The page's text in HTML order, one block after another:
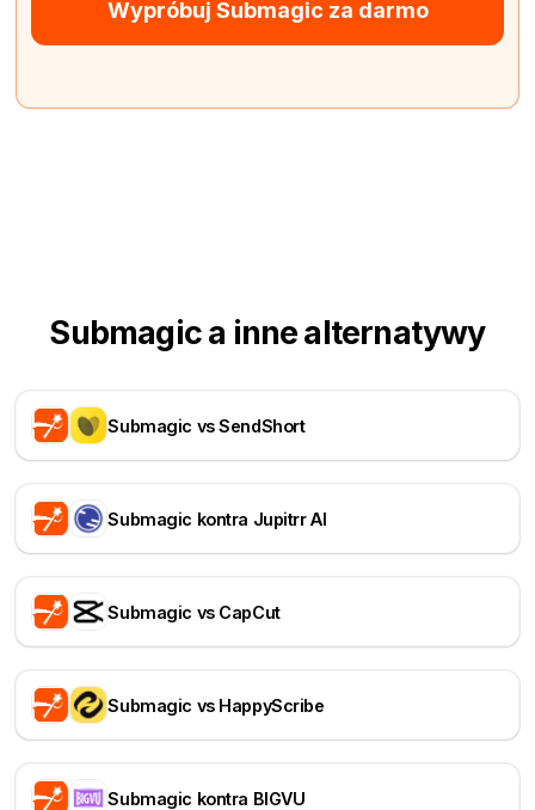
Wypróbuj Submagic za darmo
Submagic a inne alternatywy
Submagic vs SendShort
Submagic kontra Jupitrr AI
Submagic vs CapCut
Submagic vs HappyScribe
Submagic kontra BIGVU